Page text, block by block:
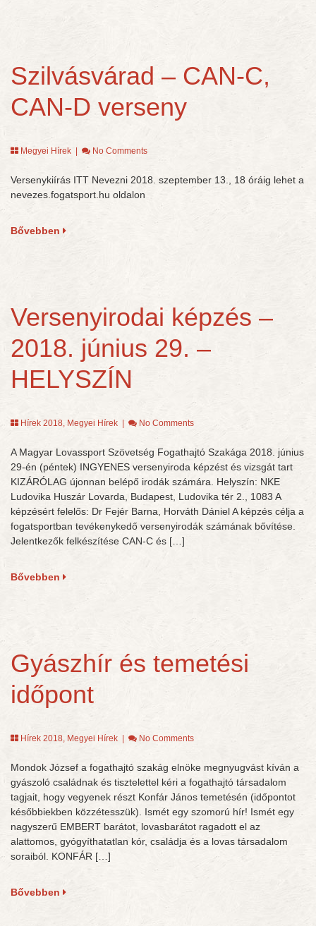
Szilvásvárad – CAN-C,
CAN-D verseny
Megyei Hírek No Comments
Versenykiírás ITT Nevezni 2018. szeptember 13., 18 óráig lehet a
nevezes.fogatsport.hu oldalon
Bővebben
Versenyirodai képzés –
2018. június 29. –
HELYSZÍN
Hírek 2018, Megyei Hírek No Comments
A Magyar Lovassport Szövetség Fogathajtó Szakága 2018. június
29-én (péntek) INGYENES versenyiroda képzést és vizsgát tart
KIZÁRÓLAG újonnan belépő irodák számára. Helyszín: NKE
Ludovika Huszár Lovarda, Budapest, Ludovika tér 2., 1083 A
képzésért felelős: Dr Fejér Barna, Horváth Dániel A képzés célja a
fogatsportban tevékenykedő versenyirodák számának bővítése.
Jelentkezők felkészítése CAN-C és […]
Bővebben
Gyászhír és temetési
időpont
Hírek 2018, Megyei Hírek No Comments
Mondok József a fogathajtó szakág elnöke megnyugvást kíván a
gyászoló családnak és tisztelettel kéri a fogathajtó társadalom
tagjait, hogy vegyenek részt Konfár János temetésén (időpontot
későbbiekben közzétesszük). Ismét egy szomorú hír! Ismét egy
nagyszerű EMBERT barátot, lovasbarátot ragadott el az
alattomos, gyógyíthatatlan kór, családja és a lovas társadalom
soraiból. KONFÁR […]
Bővebben